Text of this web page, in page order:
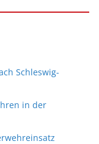
Schleswig-
in der